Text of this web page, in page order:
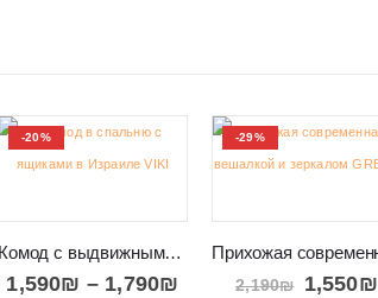
-20%
Комод с выдвижными ящиками в Израиле VIKI 08
1,590₪ – 1,790₪
-29%
2,190₪ 1,550₪